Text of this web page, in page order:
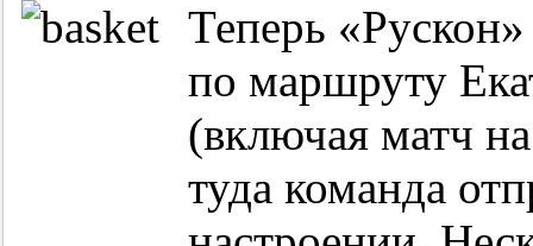
Теперь
по маршруту
(включая матч
туда команда